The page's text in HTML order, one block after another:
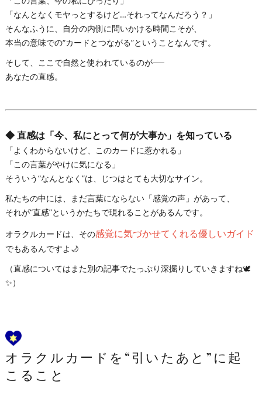
「なんとなくモヤっとするけど…それってなんだろう？」
そんなふうに、自分の内側に問いかける時間こそが、
本当の意味での“カードとつながる”ということなんです。
そして、ここで自然と使われているのが──
あなたの直感。
◆直感は「今、私にとって何が大事か」を知っている
「よくわからないけど、このカードに惹かれる」
「この言葉がやけに気になる」
そういう“なんとなく”は、じつはとても大切なサイン。
私たちの中には、まだ言葉にならない「感覚の声」があって、
それが“直感”というかたちで現れることがあるんです。
オラクルカードは、その感覚に気づかせてくれる優しいガイド
でもあるんですよ🌙
（直感についてはまた別の記事でたっぷり深掘りしていきますね🕊
✨）
オラクルカードを“引いたあと”に起
こること